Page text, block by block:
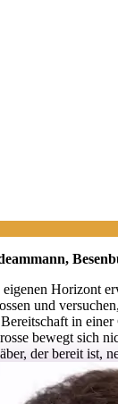
Horizont
und
in
bewegt sich
der bereit ist,